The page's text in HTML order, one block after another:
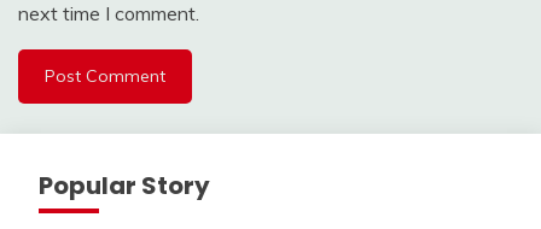
next time I comment.
Popular Story